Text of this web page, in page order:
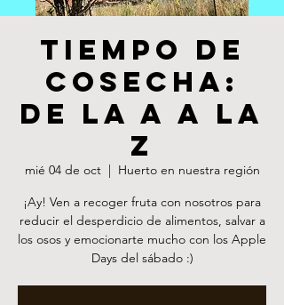
Tiempo de
cosecha:
de la A a la
Z
mié 04 de oct
  |
Huerto en nuestra región
¡Ay! Ven a recoger fruta con nosotros para
reducir el desperdicio de alimentos, salvar a
los osos y emocionarte mucho con los Apple
Days del sábado :)